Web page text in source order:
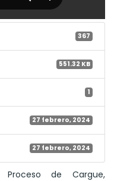
367
551.32 KB
1
27 febrero, 2024
27 febrero, 2024
de Cargue,